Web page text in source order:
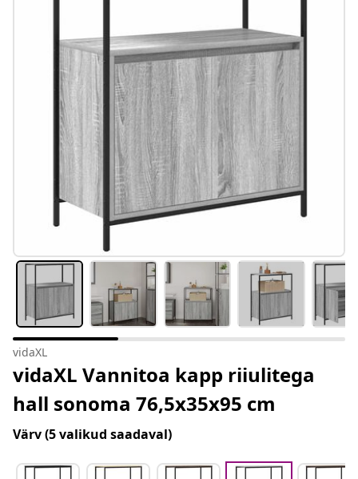
#sharemevidaxl
vidaXL
vidaXL Vannitoa kapp riiulitega
hall sonoma 76,5x35x95 cm
Värv(5 valikud saadaval)